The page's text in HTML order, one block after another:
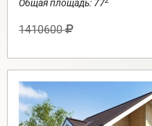
Общая площадь: 77
1410600